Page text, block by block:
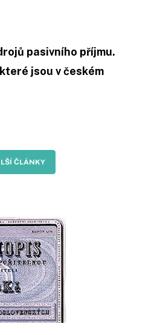
pasivního příjmu.
jsou v českém
ČLÁNKY